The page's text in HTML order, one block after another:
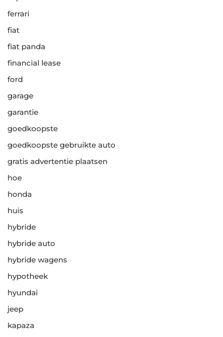
ferrari
fiat
fiat panda
financial lease
ford
garage
garantie
goedkoopste
goedkoopste gebruikte auto
gratis advertentie plaatsen
hoe
honda
huis
hybride
hybride auto
hybride wagens
hypotheek
hyundai
jeep
kapaza